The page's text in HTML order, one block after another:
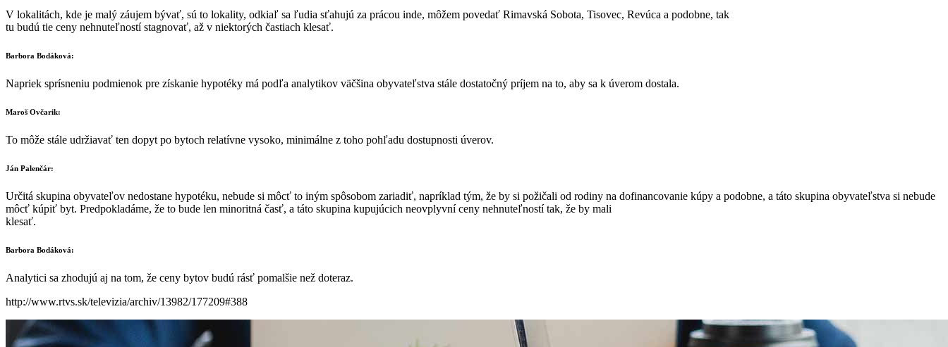
V lokalitách, kde je malý záujem bývať, sú to lokality, odkiaľ sa ľudia sťahujú za prácou inde, môžem povedať Rimavská Sobota, Tisovec, Revúca a podobne, tak
tu budú tie ceny nehnuteľností stagnovať, až v niektorých častiach klesať.
Barbora Bodáková:
Napriek sprísneniu podmienok pre získanie hypotéky má podľa analytikov väčšina obyvateľstva stále dostatočný príjem na to, aby sa k úverom dostala.
Maroš Ovčarik:
To môže stále udržiavať ten dopyt po bytoch relatívne vysoko, minimálne z toho pohľadu dostupnosti úverov.
Ján Palenčár:
Určitá skupina obyvateľov nedostane hypotéku, nebude si môcť to iným spôsobom zariadiť, napríklad tým, že by si požičali od rodiny na dofinancovanie kúpy a podobne, a táto skupina obyvateľstva si nebude
môcť kúpiť byt. Predpokladáme, že to bude len minoritná časť, a táto skupina kupujúcich neovplyvní ceny nehnuteľností tak, že by mali
klesať.
Barbora Bodáková:
Analytici sa zhodujú aj na tom, že ceny bytov budú rásť pomalšie než doteraz.
http://www.rtvs.sk/televizia/archiv/13982/177209#388